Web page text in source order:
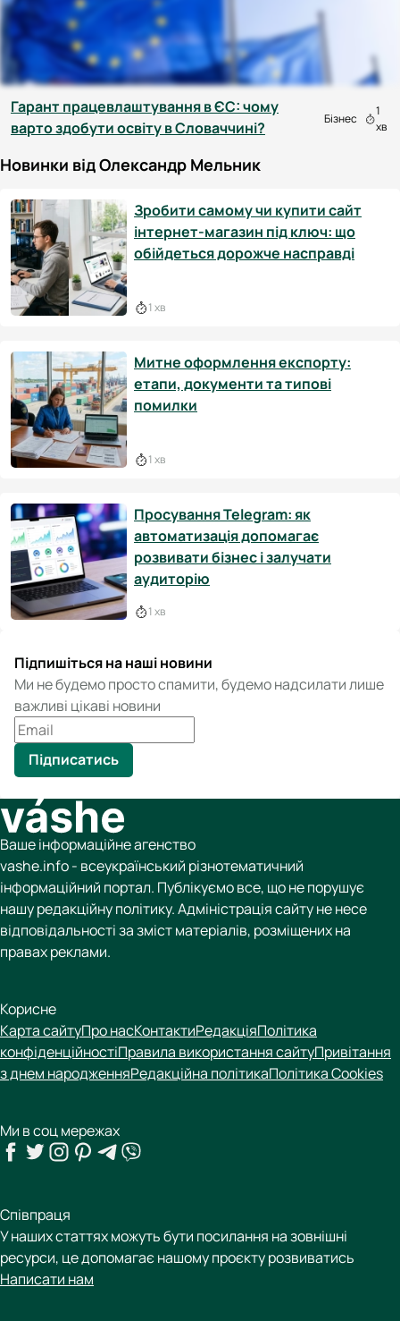
Гарант працевлаштування в ЄС: чому
варто здобути освіту в Словаччині?
Бізнес
1
хв
Новинки від Олександр Мельник
Зробити самому чи купити сайт
інтернет-магазин під ключ: що
обійдеться дорожче насправді
1 хв
Митне оформлення експорту:
етапи, документи та типові
помилки
1 хв
Просування Telegram: як
автоматизація допомагає
розвивати бізнес і залучати
аудиторію
1 хв
Підпишіться на наші новини
Ми не будемо просто спамити, будемо надсилати лише
важливі цікаві новини
Підписатись
Ваше інформаційне агенство
vashe.info - всеукраїнський різнотематичний
інформаційний портал. Публікуємо все, що не порушує
нашу редакційну політику. Адміністрація сайту не несе
відповідальності за зміст матеріалів, розміщених на
правах реклами.
Корисне
Карта сайтуПро насКонтактиРедакціяПолітика
конфіденційностіПравила використання сайтуПривітання
з днем народженняРедакційна політикаПолітика Cookies
Ми в соц мережах
Співпраця
У наших статтях можуть бути посилання на зовнішні
ресурси, це допомагає нашому проєкту розвиватись
Написати нам